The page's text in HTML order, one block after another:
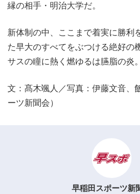
縁の相手・明治大学だ。
新体制の中、ここまで着実に勝利
た早大のすべてをぶつける絶好の
サスの瞳に熱く燃ゆるは臙脂の炎。
文：髙木颯人／写真：伊藤文音、
ーツ新聞会）
早稲田スポーツ新